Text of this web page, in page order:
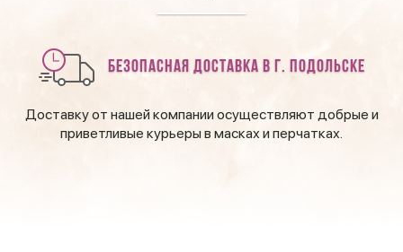
Безопасная доставка в г. Подольске
Доставку от нашей компании осуществляют добрые и
приветливые курьеры в масках и перчатках.